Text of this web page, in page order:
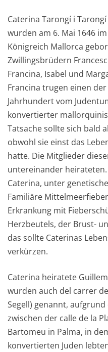
Caterina Tarongí i
wurden am 6. Mai 1646
Königreich Mallorca
Zwillingsbrüdern
Francina, Isabel und
Francina trugen einen
Jahrhundert vom
konvertierter
Tatsache sollte sich bald
obwohl sie einst das
hatte. Die Mitglieder
untereinander
Caterina, unter
Familiäre
Erkrankung mit
Herzbeutels, der Brust-
das sollte Caterinas
verkürzen.
Caterina heiratete
wurden auch del carrer
Segell) genannt,
zwischen der calle de la
Bartomeu in Palma, in
konvertierten Juden